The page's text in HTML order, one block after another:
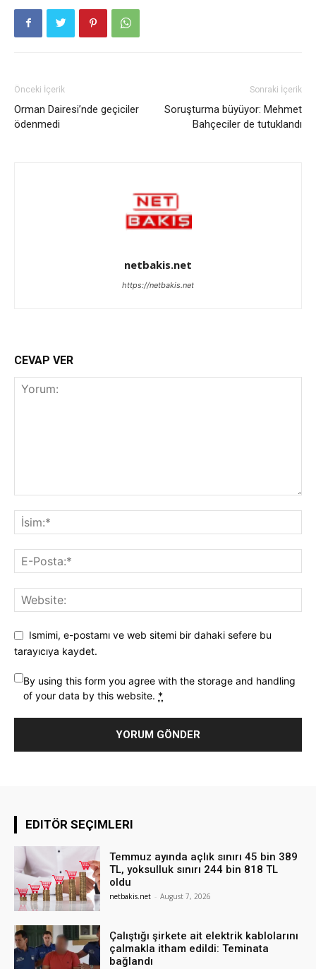
Önceki İçerik
Orman Dairesi’nde geçiciler
ödenmedi
Sonraki İçerik
Soruşturma büyüyor: Mehmet
Bahçeciler de tutuklandı
netbakis.net
https://netbakis.net
CEVAP VER
Ismimi, e-postamı ve web sitemi bir dahaki sefere bu
tarayıcıya kaydet.
By using this form you agree with the storage and handling
of your data by this website. *
EDITÖR SEÇIMLERI
Temmuz ayında açlık sınırı 45 bin 389
TL, yoksulluk sınırı 244 bin 818 TL
oldu
netbakis.net - August 7, 2026
Çalıştığı şirkete ait elektrik kablolarını
çalmakla itham edildi: Teminata
bağlandı